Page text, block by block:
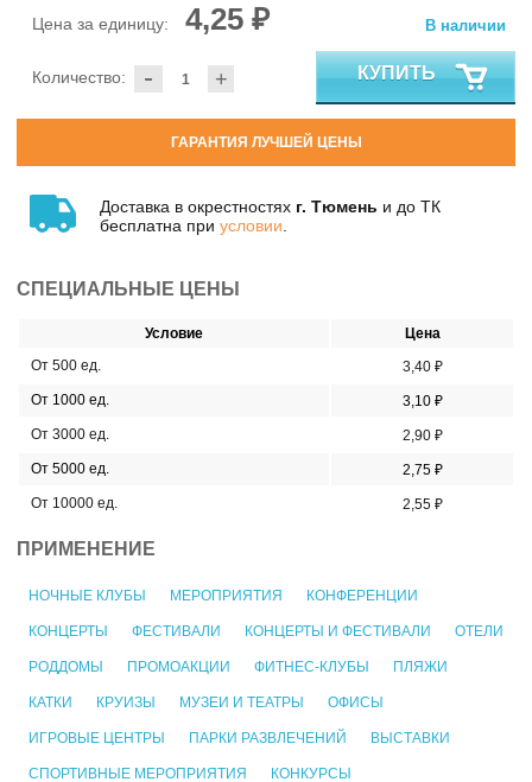
Цена за единицу: 4,25 ₽
- +
Количество:
В наличии
КУПИТЬ
ГАРАНТИЯ ЛУЧШЕЙ ЦЕНЫ
Доставка в окрестностях г. Тюмень и до ТК
бесплатна при условии
СПЕЦИАЛЬНЫЕ ЦЕНЫ
Условие
Цена
От 500 ед.
3,40 ₽
От 1000 ед.
3,10 ₽
От 3000 ед.
2,90 ₽
От 5000 ед.
2,75 ₽
От 10000 ед.
2,55 ₽
ПРИМЕНЕНИЕ
НОЧНЫЕ КЛУБЫ МЕРОПРИЯТИЯ КОНФЕРЕНЦИИ
КОНЦЕРТЫ ФЕСТИВАЛИ КОНЦЕРТЫ И ФЕСТИВАЛИ ОТЕЛИ
РОДДОМЫ ПРОМОАКЦИИ ФИТНЕС-КЛУБЫ ПЛЯЖИ
КАТКИ КРУИЗЫ МУЗЕИ И ТЕАТРЫ ОФИСЫ
ИГРОВЫЕ ЦЕНТРЫ ПАРКИ РАЗВЛЕЧЕНИЙ ВЫСТАВКИ
СПОРТИВНЫЕ МЕРОПРИЯТИЯ КОНКУРСЫ